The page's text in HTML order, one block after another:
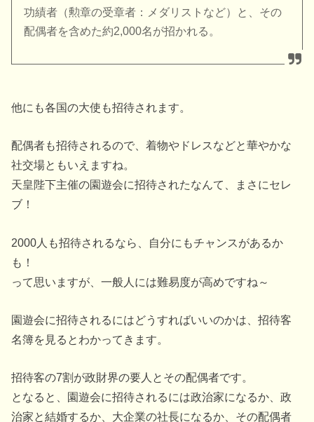
功績者（勲章の受章者：メダリストなど）と、その
配偶者を含めた約2,000名が招かれる。
他にも各国の大使も招待されます。
配偶者も招待されるので、着物やドレスなどと華やかな
社交場ともいえますね。
天皇陛下主催の園遊会に招待されたなんて、まさにセレ
ブ！
2000人も招待されるなら、自分にもチャンスがあるか
も！
って思いますが、一般人には難易度が高めですね～
園遊会に招待されるにはどうすればいいのかは、招待客
名簿を見るとわかってきます。
招待客の7割が政財界の要人とその配偶者です。
となると、園遊会に招待されるには政治家になるか、政
治家と結婚するか、大企業の社長になるか、その配偶者